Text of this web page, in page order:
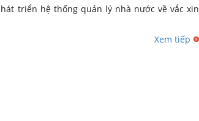
triển hệ thống quản lý nhà nước về vắc xin
Xem tiếp